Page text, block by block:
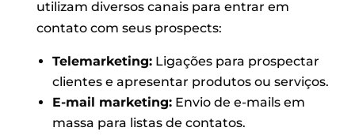
utilizam diversos canais para entrar em
contato com seus prospects:
Telemarketing:Ligações para prospectar
clientes e apresentar produtos ou serviços.
E-mail marketing:Envio de e-mails em
massa para listas de contatos.